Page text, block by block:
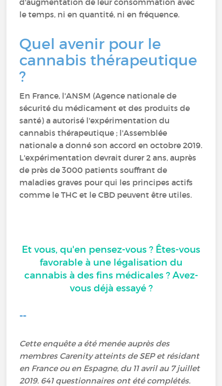
d'augmentation de leur consommation avec
le temps, ni en quantité, ni en fréquence.
Quel avenir pour le
cannabis thérapeutique
?
En France, l'ANSM (Agence nationale de
sécurité du médicament et des produits de
santé) a autorisé l'expérimentation du
cannabis thérapeutique ; l'Assemblée
nationale a donné son accord en octobre 2019.
L'expérimentation devrait durer 2 ans, auprès
de près de 3000 patients souffrant de
maladies graves pour qui les principes actifs
comme le THC et le CBD peuvent être utiles.
Et vous, qu'en pensez-vous ? Êtes-vous
favorable à une légalisation du
cannabis à des fins médicales ? Avez-
vous déjà essayé ?
--
Cette enquête a été menée auprès des
membres Carenity atteints de SEP et résidant
en France ou en Espagne, du 11 avril au 7 juillet
2019. 641 questionnaires ont été complétés.